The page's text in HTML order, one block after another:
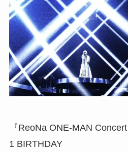
『ReoNa ONE-MAN Concert
1 BIRTHDAY